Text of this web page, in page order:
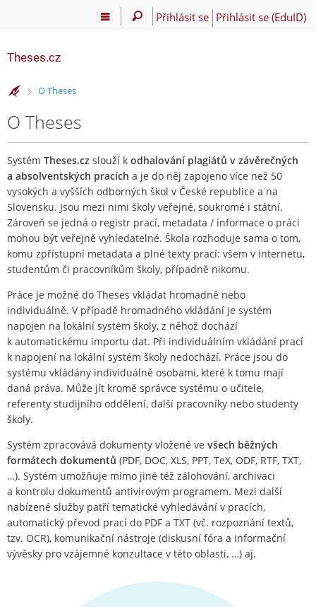
Přihlásit se Přihlásit se (EduID)
Theses.cz
>
O Theses
O Theses
Systém Theses.cz slouží k odhalování plagiátů v závěrečných
a absolventských pracích a je do něj zapojeno více než 50
vysokých a vyšších odborných škol v České republice a na
Slovensku. Jsou mezi nimi školy veřejné, soukromé i státní.
Zároveň se jedná o registr prací, metadata / informace o práci
mohou být veřejně vyhledatelné. Škola rozhoduje sama o tom,
komu zpřístupní metadata a plné texty prací: všem v internetu,
studentům či pracovníkům školy, případně nikomu.
Práce je možné do Theses vkládat hromadně nebo
individuálně. V případě hromadného vkládání je systém
napojen na lokální systém školy, z něhož dochází
k automatickému importu dat. Při individuálním vkládání prací
k napojení na lokální systém školy nedochází. Práce jsou do
systému vkládány individuálně osobami, které k tomu mají
daná práva. Může jít kromě správce systému o učitele,
referenty studijního oddělení, další pracovníky nebo studenty
školy.
Systém zpracovává dokumenty vložené ve všech běžných
formátech dokumentů (PDF, DOC, XLS, PPT, TeX, ODF, RTF, TXT,
…). Systém umožňuje mimo jiné též zálohování, archivaci
a kontrolu dokumentů antivirovým programem. Mezi další
nabízené služby patří tematické vyhledávání v pracích,
automatický převod prací do PDF a TXT (vč. rozpoznání textů,
tzv. OCR), komunikační nástroje (diskusní fóra a informační
vývěsky pro vzájemné konzultace v této oblasti, …) aj.